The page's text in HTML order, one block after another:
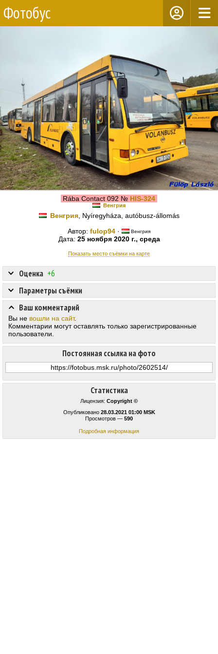
Фотобус
Rába Contact 092 № HIS-324
Венгрия
Венгрия, Nyíregyháza, autóbusz-állomás
Автор: fulop94 · Венгрия
Дата: 25 ноября 2020 г., среда
Показать место съёмки на карте
Статистика
Лицензия: Copyright ©
Опубликовано 28.03.2021 01:00 MSK
Просмотров — 590
Подробная информация
Оценка +6
Постоянная ссылка на фото
Параметры съёмки
Ваш комментарий
Вы не вошли на сайт.
Комментарии могут оставлять только зарегистрированные
пользователи.